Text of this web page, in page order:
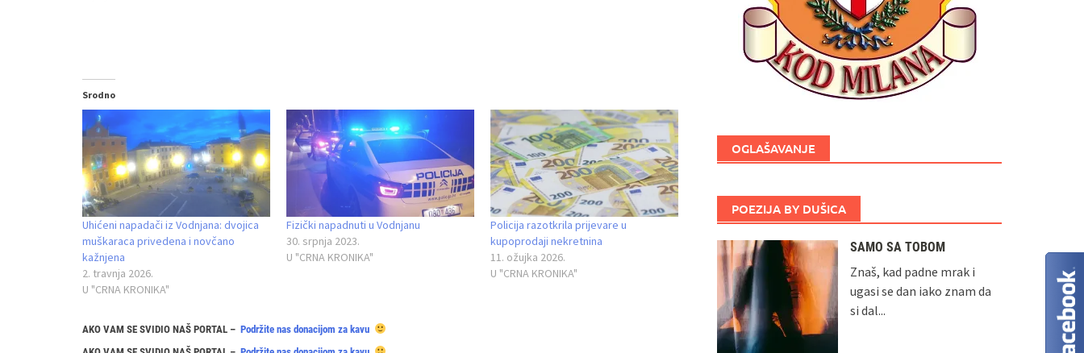
Srodno
Uhićeni napadači iz Vodnjana: dvojica
muškaraca privedena i novčano
kažnjena
2. travnja 2026.
U "CRNA KRONIKA"
Fizički napadnuti u Vodnjanu
30. srpnja 2023.
U "CRNA KRONIKA"
Policija razotkrila prijevare u
kupoprodaji nekretnina
11. ožujka 2026.
U "CRNA KRONIKA"
AKO VAM SE SVIDIO NAŠ PORTAL – Podržite nas donacijom za kavu
OGLAŠAVANJE
POEZIJA BY DUŠICA
SAMO SA TOBOM
Znaš, kad padne mrak i
ugasi se dan iako znam da
si dal...